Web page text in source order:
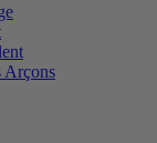
Arçons